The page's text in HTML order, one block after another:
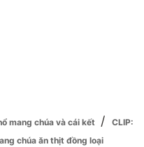
mang chúa và cái kết /
CLIP:
chúa ăn thịt đồng loại